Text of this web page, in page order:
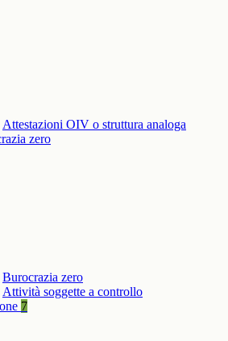
Attestazioni OIV o struttura analoga
zero
Burocrazia zero
Attività soggette a controllo
7